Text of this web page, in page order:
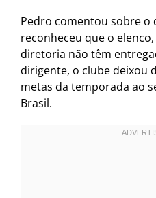
Pedro comentou sobre o
reconheceu que o
diretoria não têm
dirigente, o clube deixou
metas da temporada ao
Brasil.